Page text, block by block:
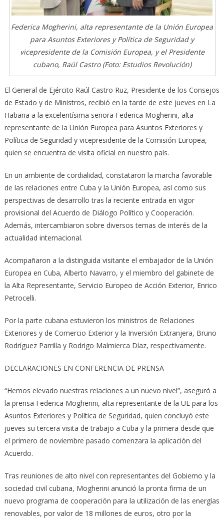
Federica Mogherini, alta representante de la Unión Europea
para Asuntos Exteriores y Política de Seguridad y
vicepresidente de la Comisión Europea, y el Presidente
cubano, Raúl Castro (Foto: Estudios Revolución)
El General de Ejército Raúl Castro Ruz, Presidente de los Consejos
de Estado y de Ministros, recibió en la tarde de este jueves en La
Habana a la excelentísima señora Federica Mogherini, alta
representante de la Unión Europea para Asuntos Exteriores y
Política de Seguridad y vicepresidente de la Comisión Europea,
quien se encuentra de visita oficial en nuestro país.
En un ambiente de cordialidad, constataron la marcha favorable
de las relaciones entre Cuba y la Unión Europea, así como sus
perspectivas de desarrollo tras la reciente entrada en vigor
provisional del Acuerdo de Diálogo Político y Cooperación.
Además, intercambiaron sobre diversos temas de interés de la
actualidad internacional.
Acompañaron a la distinguida visitante el embajador de la Unión
Europea en Cuba, Alberto Navarro, y el miembro del gabinete de
la Alta Representante, Servicio Europeo de Acción Exterior, Enrico
Petrocelli.
Por la parte cubana estuvieron los ministros de Relaciones
Exteriores y de Comercio Exterior y la Inversión Extranjera, Bruno
Rodríguez Parrilla y Rodrigo Malmierca Díaz, respectivamente.
DECLARACIONES EN CONFERENCIA DE PRENSA
“Hemos elevado nuestras relaciones a un nuevo nivel”, aseguró a
la prensa Federica Mogherini, alta representante de la UE para los
Asuntos Exteriores y Política de Seguridad, quien concluyó este
jueves su tercera visita de trabajo a Cuba y la primera desde que
el primero de noviembre pasado comenzara la aplicación del
Acuerdo.
Tras reuniones de alto nivel con representantes del Gobierno y la
sociedad civil cubana, Mogherini anunció la pronta firma de un
nuevo programa de cooperación para la utilización de las energías
renovables, por valor de 18 millones de euros, otro por la